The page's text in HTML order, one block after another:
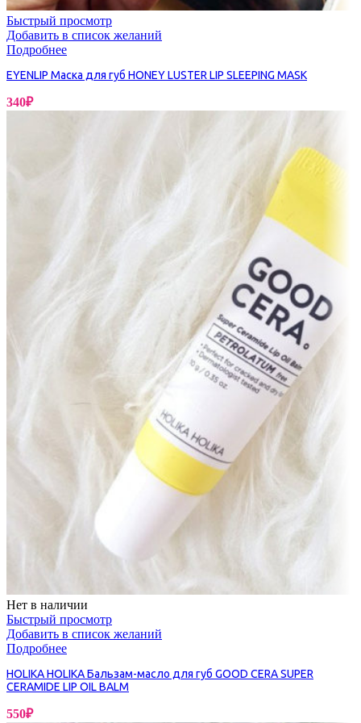
Быстрый просмотр
Добавить в список желаний
Подробнее
EYENLIP Маска для губ HONEY LUSTER LIP SLEEPING MASK
340₽
Нет в наличии
Быстрый просмотр
Добавить в список желаний
Подробнее
HOLIKA HOLIKA Бальзам-масло для губ GOOD CERA SUPER
CERAMIDE LIP OIL BALM
550₽